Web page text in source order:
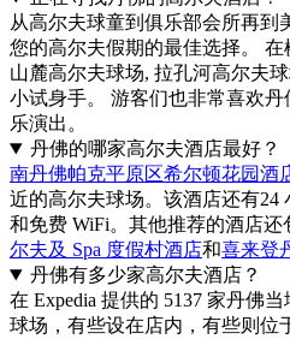
从高尔夫球童到俱乐部会所再到
您的高尔夫假期的最佳选择。 在
山麓高尔夫球场, 拉孔河高尔夫
小试身手。 游客们也非常喜欢
乐演出。
丹佛的哪家高尔夫酒店最好？
南丹佛帕克平原区希尔顿花园酒
近的高尔夫球场。该酒店还有24
和免费 WiFi。其他推荐的酒店还
尔夫及 Spa 度假村酒店和喜来登
丹佛有多少家高尔夫酒店？
在 Expedia 提供的 5137 家丹佛
球场，有些设在店内，有些则位